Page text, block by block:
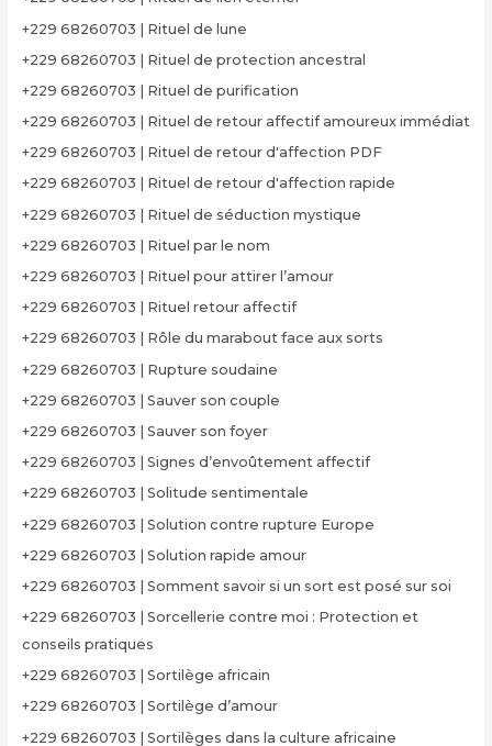
+229 68260703 | Rituel de lune
+229 68260703 | Rituel de protection ancestral
+229 68260703 | Rituel de purification
+229 68260703 | Rituel de retour affectif amoureux immédiat
+229 68260703 | Rituel de retour d'affection PDF
+229 68260703 | Rituel de retour d'affection rapide
+229 68260703 | Rituel de séduction mystique
+229 68260703 | Rituel par le nom
+229 68260703 | Rituel pour attirer l’amour
+229 68260703 | Rituel retour affectif
+229 68260703 | Rôle du marabout face aux sorts
+229 68260703 | Rupture soudaine
+229 68260703 | Sauver son couple
+229 68260703 | Sauver son foyer
+229 68260703 | Signes d’envoûtement affectif
+229 68260703 | Solitude sentimentale
+229 68260703 | Solution contre rupture Europe
+229 68260703 | Solution rapide amour
+229 68260703 | Somment savoir si un sort est posé sur soi
+229 68260703 | Sorcellerie contre moi : Protection et
conseils pratiques
+229 68260703 | Sortilège africain
+229 68260703 | Sortilège d’amour
+229 68260703 | Sortilèges dans la culture africaine